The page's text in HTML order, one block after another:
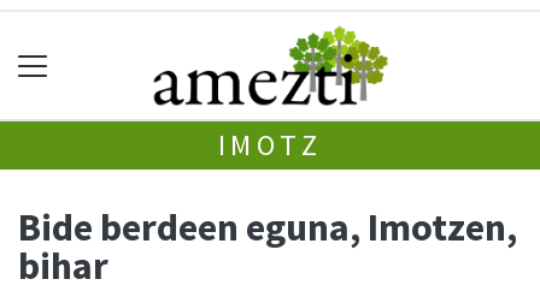
IMOTZ
Bide berdeen eguna, Imotzen,
bihar